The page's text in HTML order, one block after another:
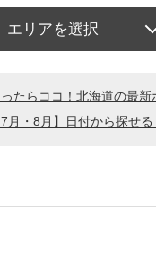
エリアを選択
たらココ！北海道の最
7月・8月】日付から探せ